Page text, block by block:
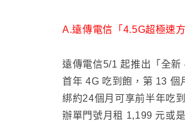
A.遠傳電信「4.5G超極速
遠傳電信5/1 起推出「全
首年 4G 吃到飽，第 13 個
綁約24個月可享前半年吃
辦單門號月租 1,199 元或